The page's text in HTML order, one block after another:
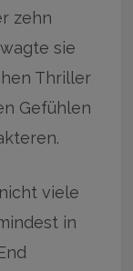
zehn
sie
Thriller
Gefühlen
viele
in